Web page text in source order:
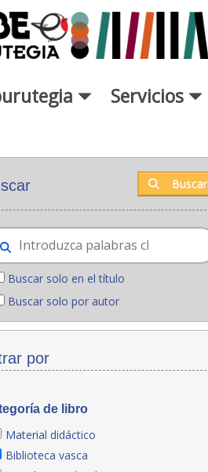
principal
Servicios
Buscar
Buscar solo en el título
Buscar solo por autor
por
de libro
Material didáctico
Biblioteca vasca